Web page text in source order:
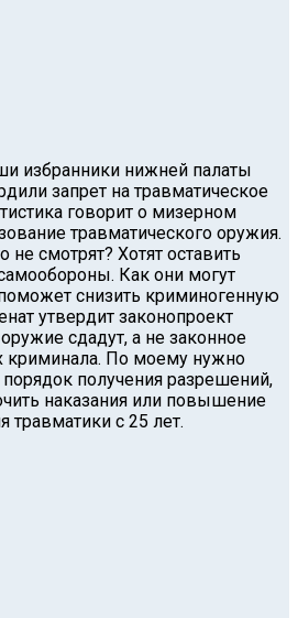
избранники нижней палаты
запрет на травматическое
говорит о мизерном
травматического оружия.
не смотрят? Хотят оставить
Как они могут
поможет снизить криминогенную
утвердит законопроект
сдадут, а не законное
криминала. По моему нужно
получения разрешений,
наказания или повышение
травматики с 25 лет.